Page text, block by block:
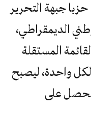
جبهة التحرير
الديمقراطي،
المستقلة
واحدة، ليصبح
8. ومن يحصل على